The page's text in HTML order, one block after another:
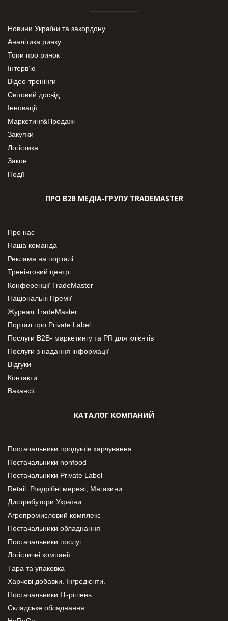
Новини України та закордону
Аналітика ринку
Топи про ринок
Інтерв’ю
Відео-тренінги
Світовий досвід
Інновації
Маркетинг&Продажі
Закупки
Логістика
Закон
Події
ПРО В2В МЕДІА-ГРУПУ TRADEMASTER
Про нас
Наша команда
Реклама на порталі
Тренінговий центр
Конференції TradeMaster
Національні Премії
Журнал TradeMaster
Портал про Private Label
Послуги В2В- маркетингу та PR для клієнтів
Послуги з надання інформації
Відгуки
Контакти
Вакансії
КАТАЛОГ КОМПАНИЙ
Постачальники продуктів харчування
Постачальники nonfood
Постачальники Private Label
Retail. Роздрібні мережі, Магазини
Дистрибутори України
Агропромисловий комплекс
Постачальники обладнання
Постачальники послуг
Логістичні компанії
Тара та упаковка
Харчові добавки. Інгредієнти.
Постачальники IT-рішень
Складське обладнання